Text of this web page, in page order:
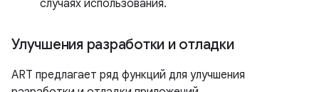
случаях использования.
Улучшения разработки и отладки
ART предлагает ряд функций для улучшения